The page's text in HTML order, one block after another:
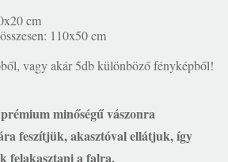
cm
110x50 cm
vagy akár 5db különböző fényképből!
minőségű vászonra
feszítjük, akasztóval ellátjuk, így
felakasztani a falra.